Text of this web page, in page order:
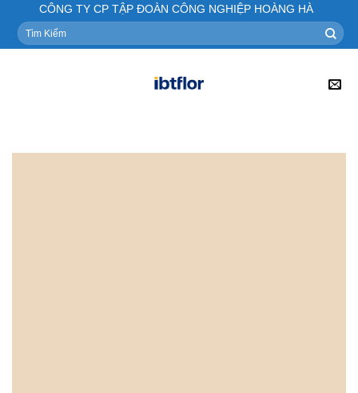
content
CÔNG TY CP TẬP ĐOÀN CÔNG NGHIỆP HOÀNG HÀ
Tìm
kiếm: